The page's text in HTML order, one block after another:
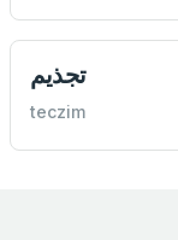
تجذيم
teczim